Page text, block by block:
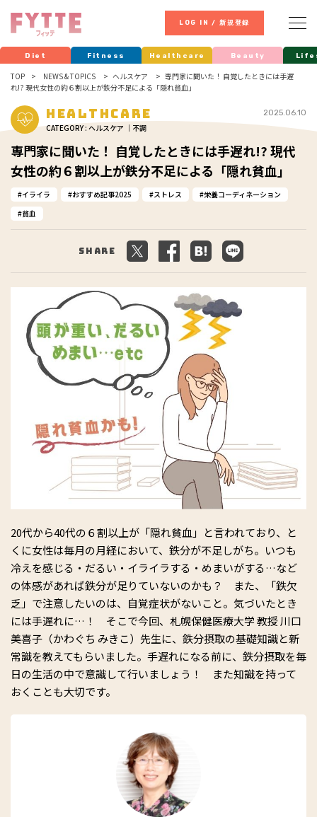
LOG IN / 新規登録
Diet Fitness Healthcare Beauty
TOP NEWS & TOPICS ヘルスケア
専門家に聞いた！ 自覚したときには手遅
れ!? 現代女性の約６割以上が鉄分不足による「隠れ貧血」
Healthcare
CATEGORY : ヘルスケア ｜不調
2025.06.10
専門家に聞いた！ 自覚したときには手遅れ!? 現代
女性の約６割以上が鉄分不足による「隠れ貧血」
イライラ おすすめ記事2025 ストレス
栄養コーディネーション
貧血
Share
20代から40代の６割以上が「隠れ貧血」と言われており、と
くに女性は毎月の月経において、鉄分が不足しがち。いつも
冷えを感じる・だるい・イライラする・めまいがする…など
の体感があれば鉄分が足りていないのかも？ また、「鉄欠
乏」で注意したいのは、自覚症状がないこと。気づいたとき
には手遅れに…！ そこで今回、札幌保健医療大学 教授 川口
美喜子（かわぐち みきこ）先生に、鉄分摂取の基礎知識と新
常識を教えてもらいました。手遅れになる前に、鉄分摂取を毎
日の生活の中で意識して行いましょう！ また知識を持って
おくことも大切です。